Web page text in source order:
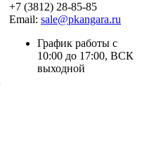
+7 (3812) 28-85-85
Email: sale@pkangara.ru
График работы с
10:00 до 17:00, ВСК
выходной